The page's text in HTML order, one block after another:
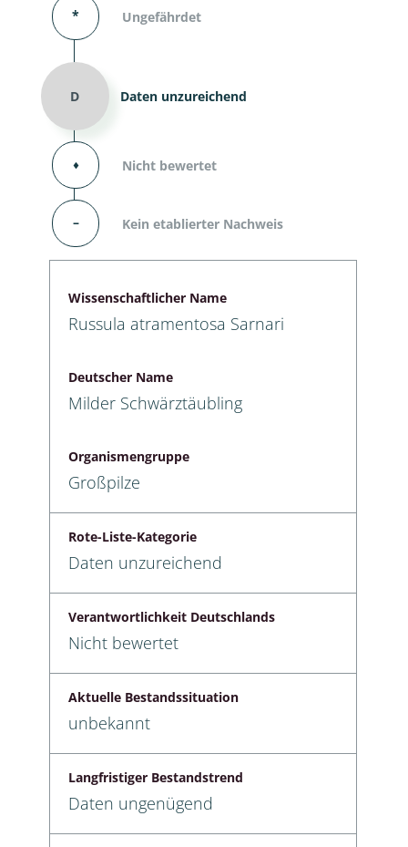
* Ungefährdet
D Daten unzureichend
⬧ Nicht bewertet
– Kein etablierter Nachweis
Wissenschaftlicher Name
Russula atramentosa Sarnari
Deutscher Name
Milder Schwärztäubling
Organismengruppe
Großpilze
Rote-Liste-Kategorie
Daten unzureichend
Verantwortlichkeit Deutschlands
Nicht bewertet
Aktuelle Bestandssituation
unbekannt
Langfristiger Bestandstrend
Daten ungenügend